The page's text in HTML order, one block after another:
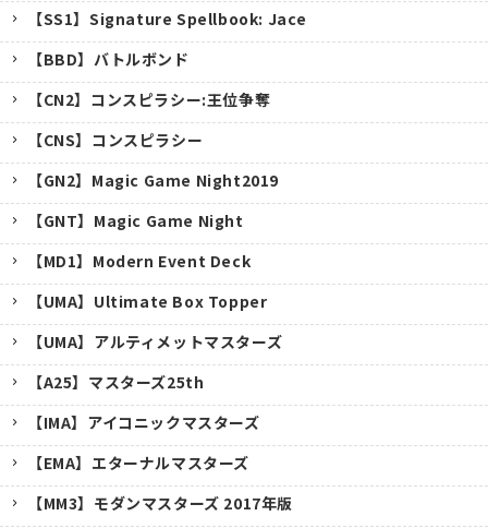
キャンセル
【SS1】Signature Spellbook: Jace
【BBD】バトルボンド
【CN2】コンスピラシー:王位争奪
【CNS】コンスピラシー
【GN2】Magic Game Night2019
【GNT】Magic Game Night
【MD1】Modern Event Deck
【UMA】Ultimate Box Topper
【UMA】アルティメットマスターズ
【A25】マスターズ25th
【IMA】アイコニックマスターズ
【EMA】エターナルマスターズ
【MM3】モダンマスターズ 2017年版